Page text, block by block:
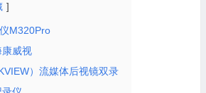
M320Pro
威视
）流媒体后视镜双录